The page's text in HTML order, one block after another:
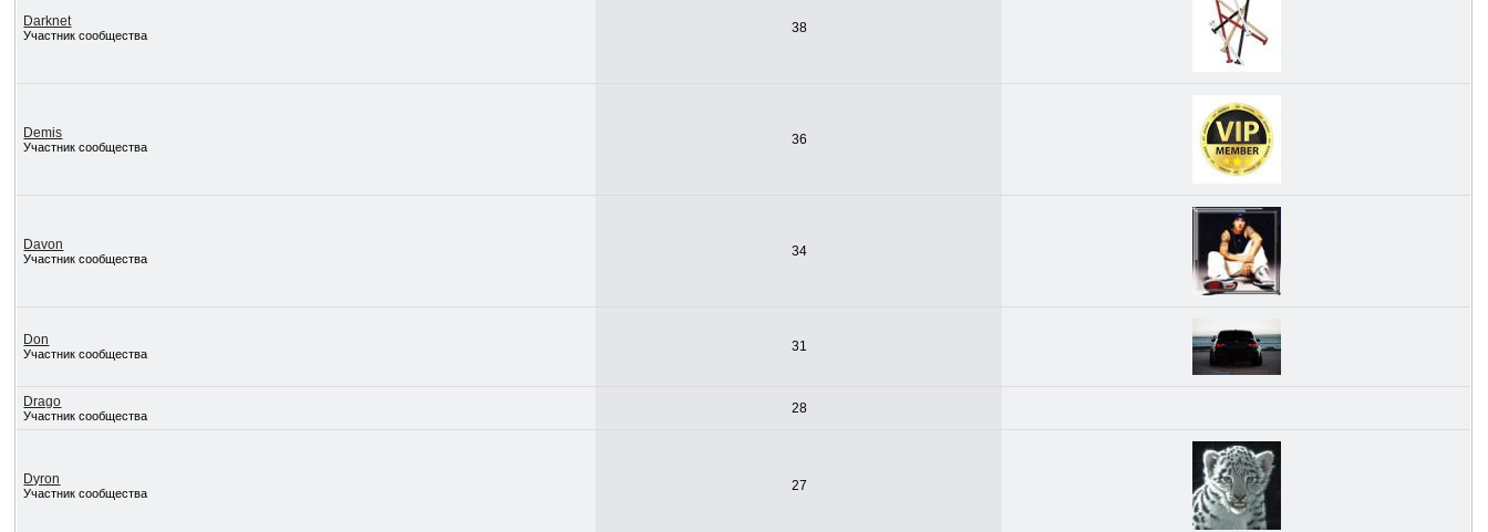
Darknet
Участник сообщества 38
Demis
Участник сообщества 36
Davon
Участник сообщества 34
Don
Участник сообщества 31
Drago
Участник сообщества 28
Dyron
Участник сообщества 27